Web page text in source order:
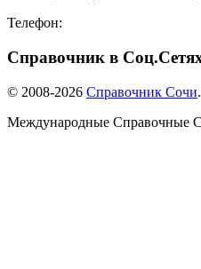
Телефон:
Справочник в
© 2008-2026 Справочник Сочи
Международные Справочные